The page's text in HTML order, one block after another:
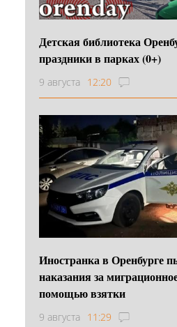
Детская библиотека
праздники в парках (0+)
9 августа 12:20
Иностранка в Оренбурге
наказания за
помощью взятки
9 августа 11:29